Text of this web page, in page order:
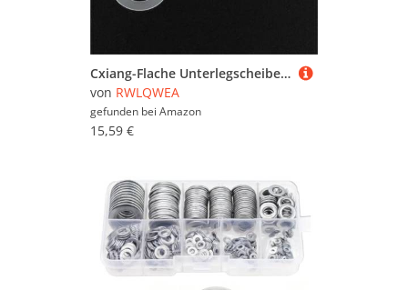
Cxiang-Flache Unterlegscheiben M2 M2.5 M3 M4 M5 M6 M8 M10 Black/White Plastic Nylon Ultrathin Washer Flat Ring Seal Washer Gasket, für Bolzenschraube(White,M4x10x0.3)
von RWLQWEA
gefunden bei Amazon
15,59 €